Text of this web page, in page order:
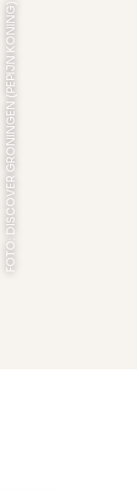
FOTO: DISCOVER GRONINGEN (PEPIJN KONING)